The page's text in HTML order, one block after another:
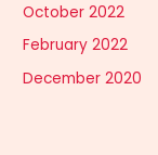
October 2022
February 2022
December 2020